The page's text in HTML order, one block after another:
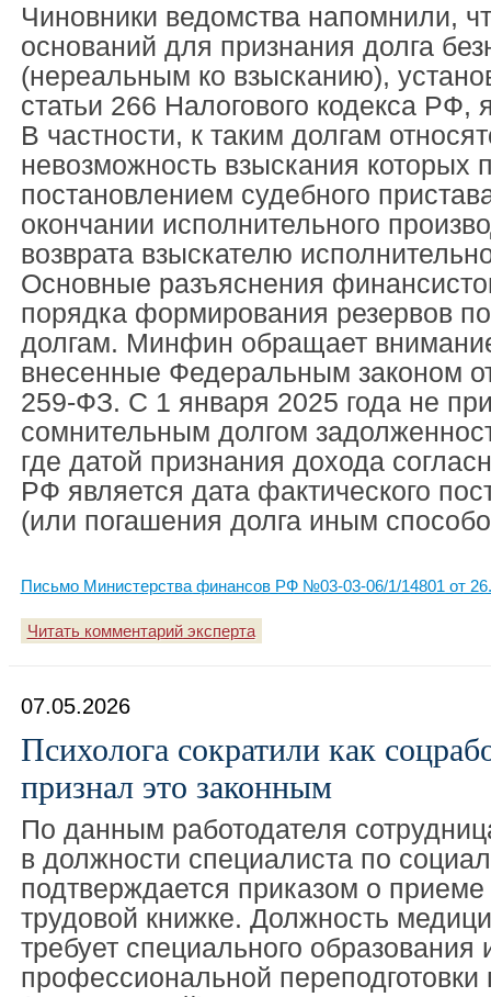
Чиновники ведомства напомнили,
оснований для признания долга
(нереальным ко взысканию),
статьи 266 Налогового кодекса РФ,
В частности, к таким долгам
невозможность взыскания которых
постановлением судебного
окончании исполнительного
возврата взыскателю
Основные разъяснения
порядка формирования резервов
долгам. Минфин обращает
внесенные Федеральным законом
259-ФЗ. С 1 января 2025 года не
сомнительным долгом
где датой признания дохода
РФ является дата фактического
(или погашения долга иным
Письмо Министерства финансов РФ №03-03-06/1/14801 от
Читать комментарий эксперта
07.05.2026
Психолога сократили как
признал это законным
По данным работодателя
в должности специалиста по
подтверждается приказом о
трудовой книжке. Должность
требует специального образования
профессиональной переподготовки